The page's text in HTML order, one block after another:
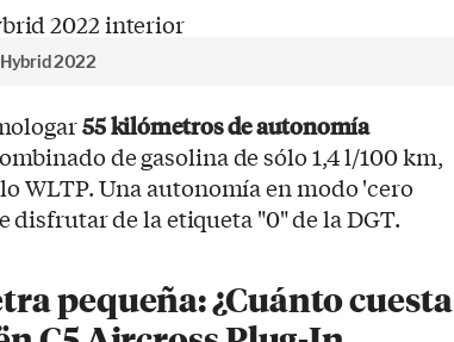
2022
55 kilómetros de autonomía
de gasolina de sólo 1,4 l/100 km,
WLTP. Una autonomía en modo 'cero
disfrutar de la etiqueta "0" de la DGT.
pequeña: ¿Cuánto cuesta